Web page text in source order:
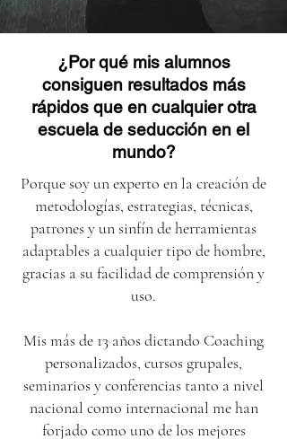
¿Por qué mis alumnos
consiguen resultados más
rápidos que en cualquier otra
escuela de seducción en el
mundo?
Porque soy un experto en la creación de
metodologías, estrategias, técnicas,
patrones y un sinfín de herramientas
adaptables a cualquier tipo de hombre,
gracias a su facilidad de comprensión y
uso.
Mis más de 13 años dictando Coaching
personalizados, cursos grupales,
seminarios y conferencias tanto a nivel
nacional como internacional me han
forjado como uno de los mejores